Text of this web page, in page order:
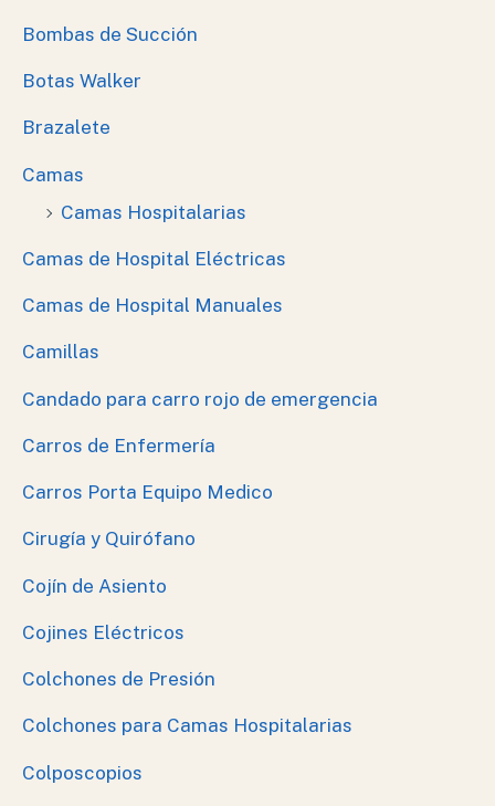
Bombas de Succión
Botas Walker
Brazalete
Camas
Camas Hospitalarias
Camas de Hospital Eléctricas
Camas de Hospital Manuales
Camillas
Candado para carro rojo de emergencia
Carros de Enfermería
Carros Porta Equipo Medico
Cirugía y Quirófano
Cojín de Asiento
Cojines Eléctricos
Colchones de Presión
Colchones para Camas Hospitalarias
Colposcopios